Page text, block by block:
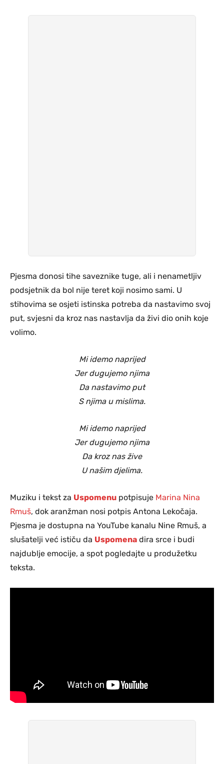
Pjesma donosi tihe saveznike tuge, ali i nenametljiv
podsjetnik da bol nije teret koji nosimo sami. U
stihovima se osjeti istinska potreba da nastavimo svoj
put, svjesni da kroz nas nastavlja da živi dio onih koje
volimo.
Mi idemo naprijed
Jer dugujemo njima
Da nastavimo put
S njima u mislima.
Mi idemo naprijed
Jer dugujemo njima
Da kroz nas žive
U našim djelima.
Muziku i tekst za Uspomenu potpisuje Marina Nina
Rmuš, dok aranžman nosi potpis Antona Lekočaja.
Pjesma je dostupna na YouTube kanalu Nine Rmuš, a
slušatelji već ističu da Uspomena dira srce i budi
najdublje emocije, a spot pogledajte u produžetku
teksta.